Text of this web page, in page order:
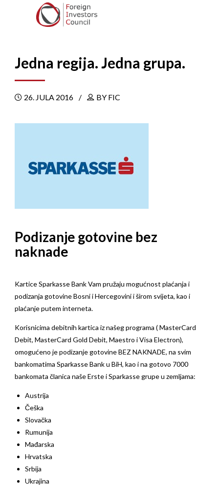
Jedna regija. Jedna grupa.
26. JULA 2016 BY FIC
Podizanje gotovine bez
naknade
Kartice Sparkasse Bank Vam pružaju mogućnost plaćanja i
podizanja gotovine Bosni i Hercegovini i širom svijeta, kao i
plaćanje putem interneta.
Korisnicima debitnih kartica iz našeg programa ( MasterCard
Debit, MasterCard Gold Debit, Maestro i Visa Electron),
omogućeno je podizanje gotovine BEZ NAKNADE, na svim
bankomatima Sparkasse Bank u BiH, kao i na gotovo 7000
bankomata članica naše Erste i Sparkasse grupe u zemljama:
Austrija
Češka
Slovačka
Rumunija
Mađarska
Hrvatska
Srbija
Ukrajina